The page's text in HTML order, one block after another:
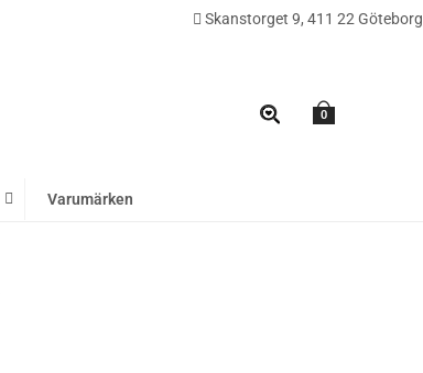
Skanstorget 9, 411 22 Göteborg
0
Varumärken